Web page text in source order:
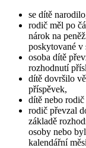
se dítě
rodič měl po
nárok na
poskytované v
osoba dítě
rozhodnutí
dítě dovršilo
příspěvek,
dítě nebo
rodič převzal
základě
osoby nebo
kalendářní